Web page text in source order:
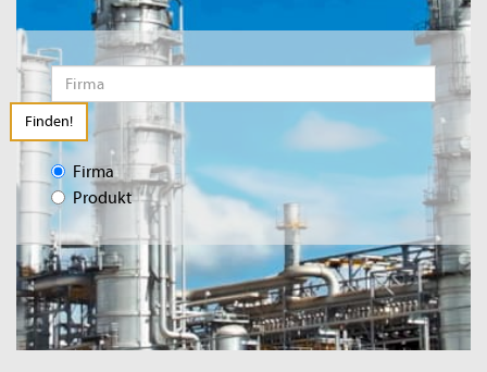
Finden!
Firma
Produkt